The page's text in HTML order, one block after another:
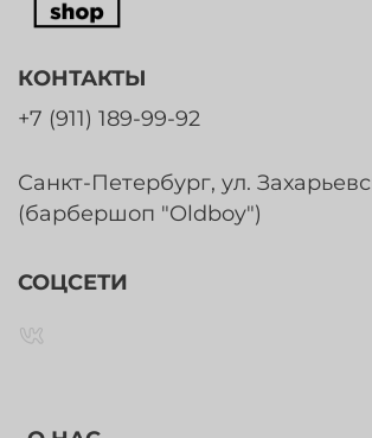
КОНТАКТЫ
+7 (911) 189-99-92
Санкт-Петербург, ул.
(барбершоп "Oldboy")
СОЦСЕТИ